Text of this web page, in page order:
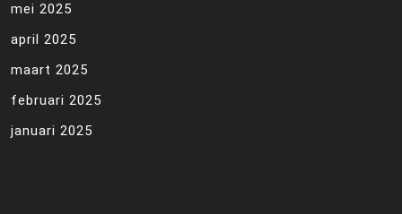
mei 2025
april 2025
maart 2025
februari 2025
januari 2025